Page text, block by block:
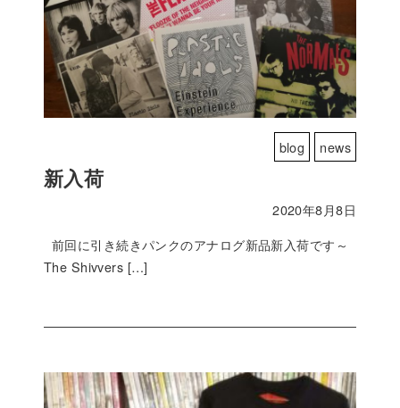
blog news
新入荷
2020年8月8日
前回に引き続きパンクのアナログ新品新入荷です～
The Shivvers […]